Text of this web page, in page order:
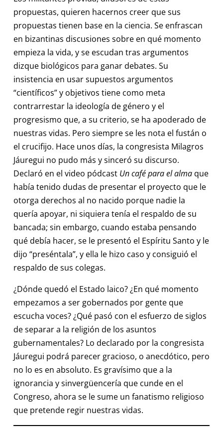
propuestas, quieren hacernos creer que sus
propuestas tienen base en la ciencia. Se enfrascan
en bizantinas discusiones sobre en qué momento
empieza la vida, y se escudan tras argumentos
dizque biológicos para ganar debates. Su
insistencia en usar supuestos argumentos
“científicos” y objetivos tiene como meta
contrarrestar la ideología de género y el
progresismo que, a su criterio, se ha apoderado de
nuestras vidas. Pero siempre se les nota el fustán o
el crucifijo. Hace unos días, la congresista Milagros
Jáuregui no pudo más y sinceró su discurso.
Declaró en el video pódcastUn café para el almaque
había tenido dudas de presentar el proyecto que le
otorga derechos al no nacido porque nadie la
quería apoyar, ni siquiera tenía el respaldo de su
bancada; sin embargo, cuando estaba pensando
qué debía hacer, se le presentó el Espíritu Santo y le
dijo “preséntala”, y ella le hizo caso y consiguió el
respaldo de sus colegas.
¿Dónde quedó el Estado laico? ¿En qué momento
empezamos a ser gobernados por gente que
escucha voces? ¿Qué pasó con el esfuerzo de siglos
de separar a la religión de los asuntos
gubernamentales? Lo declarado por la congresista
Jáuregui podrá parecer gracioso, o anecdótico, pero
no lo es en absoluto. Es gravísimo que a la
ignorancia y sinvergüencería que cunde en el
Congreso, ahora se le sume un fanatismo religioso
que pretende regir nuestras vidas.